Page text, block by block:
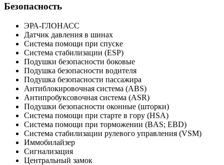
Безопасность
ЭРА-ГЛОНАСС
Датчик давления в шинах
Система помощи при спуске
Система стабилизации (ESP)
Подушки безопасности боковые
Подушка безопасности водителя
Подушка безопасности пассажира
Антиблокировочная система (ABS)
Антипробуксовочная система (ASR)
Подушки безопасности оконные (шторки)
Система помощи при старте в гору (HSA)
Система помощи при торможении (BAS; EBD)
Система стабилизации рулевого управления (VSM)
Иммобилайзер
Сигнализация
Центральный замок